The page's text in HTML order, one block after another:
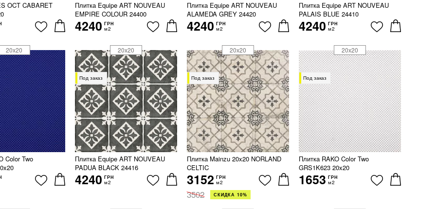
OCT CABARET
Плитка Equipe ART NOUVEAU
EMPIRE COLOUR 24400
4240 ГРН
м2
Плитка Equipe ART NOUVEAU
ALAMEDA GREY 24420
4240 ГРН
м2
Плитка Equipe ART NOUVEAU
PALAIS BLUE 24410
4240 ГРН
м2
Color Two
20x20
Под заказ
Плитка Equipe ART NOUVEAU
PADUA BLACK 24416
4240 ГРН
м2
20x20
Под заказ
Плитка Mainzu 20x20 NORLAND
CELTIC
3152 ГРН
м2
3502 СКИДКА 10%
20x20
Под заказ
Плитка RAKO Color Two
GRS1K623 20x20
1653 ГРН
м2
20x20